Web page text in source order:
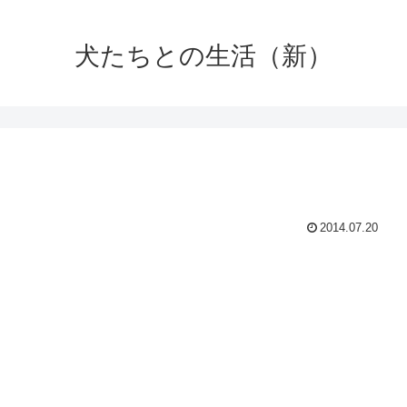
犬たちとの生活（新）
2014.07.20